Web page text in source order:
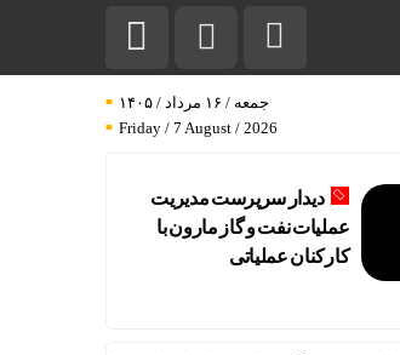
جمعه / ۱۶ مرداد / ۱۴۰۵
Friday / 7 August / 2026
دیدار سرپرست مدیریت
عملیات نفت و گاز مارون با
کارکنان عملیاتی